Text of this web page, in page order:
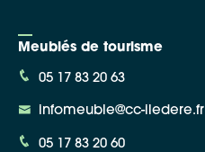
Meublés de tourisme
05 17 83 20 63
infomeuble@cc-iledere.fr
05 17 83 20 60